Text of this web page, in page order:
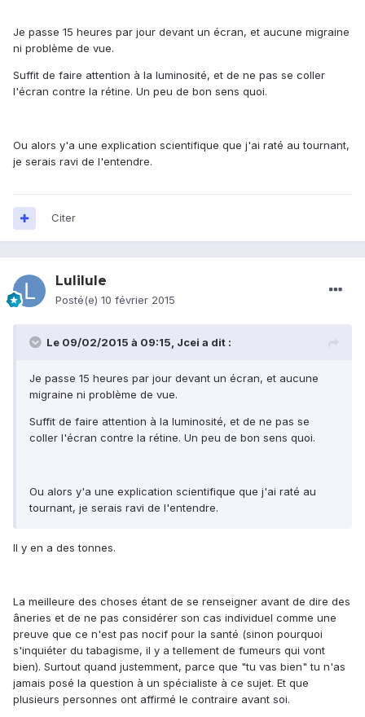
Je passe 15 heures par jour devant un écran, et aucune migraine
ni problème de vue.
Suffit de faire attention à la luminosité, et de ne pas se coller
l'écran contre la rétine. Un peu de bon sens quoi.
Ou alors y'a une explication scientifique que j'ai raté au tournant,
je serais ravi de l'entendre.
Citer
Lulilule
Posté(e) 10 février 2015
Le 09/02/2015 à 09:15, Jcei a dit :
Je passe 15 heures par jour devant un écran, et aucune
migraine ni problème de vue.
Suffit de faire attention à la luminosité, et de ne pas se
coller l'écran contre la rétine. Un peu de bon sens quoi.
Ou alors y'a une explication scientifique que j'ai raté au
tournant, je serais ravi de l'entendre.
Il y en a des tonnes.
La meilleure des choses étant de se renseigner avant de dire des
âneries et de ne pas considérer son cas individuel comme une
preuve que ce n'est pas nocif pour la santé (sinon pourquoi
s'inquiéter du tabagisme, il y a tellement de fumeurs qui vont
bien). Surtout quand justemment, parce que "tu vas bien" tu n'as
jamais posé la question à un spécialiste à ce sujet. Et que
plusieurs personnes ont affirmé le contraire avant soi.